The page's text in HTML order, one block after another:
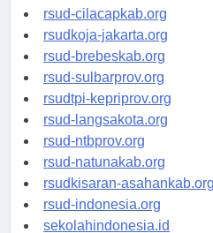
rsud-sintang.org
rsud-cilacapkab.org
rsudkoja-jakarta.org
rsud-brebeskab.org
rsud-sulbarprov.org
rsudtpi-kepriprov.org
rsud-langsakota.org
rsud-ntbprov.org
rsud-natunakab.org
rsudkisaran-asahankab.org
rsud-indonesia.org